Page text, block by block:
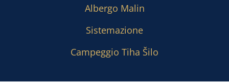
Albergo Malin
Sistemazione
Campeggio Tiha Šilo